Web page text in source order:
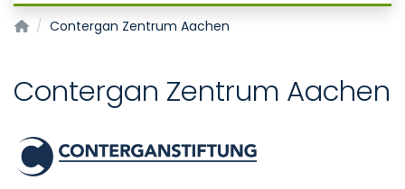
Medizinisches Zentrum für Erwachsene mit geistiger
Contergan Zentrum Aachen
Contergan Zentrum Aachen